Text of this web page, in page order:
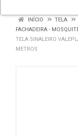
INÍCIO
TELA
FACHADEIRA -
TELA SINALEIRO
METROS